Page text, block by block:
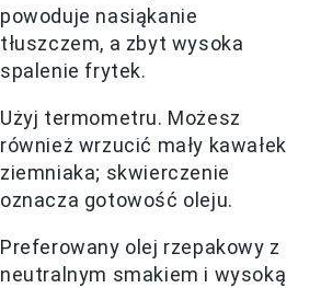
powoduje nasiąkanie
tłuszczem, a zbyt wysoka
spalenie frytek.
Użyj termometru. Możesz
również wrzucić mały kawałek
ziemniaka; skwierczenie
oznacza gotowość oleju.
Preferowany olej rzepakowy z
neutralnym smakiem i wysoką